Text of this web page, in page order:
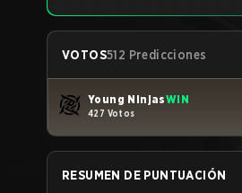
VOTOS512 Predicciones
Young NinjasWIN
427 Votos
RESUMEN DE PUNTUACIÓN